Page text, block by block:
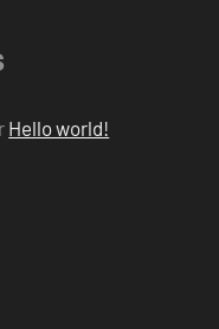
Hello world!